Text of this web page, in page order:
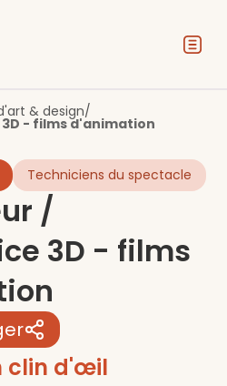
& design/
- films d'animation
Techniciens du spectacle
/
3D - films
clin d'œil